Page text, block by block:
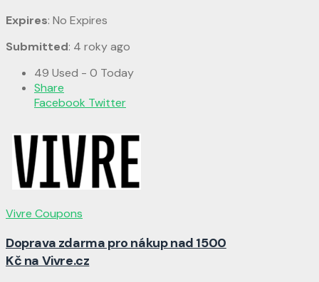
Expires: No Expires
Submitted: 4 roky ago
49 Used - 0 Today
Share
Facebook Twitter
Vivre Coupons
Doprava zdarma pro nákup nad 1500
Kč na Vivre.cz